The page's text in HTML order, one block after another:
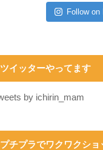
Follow on
ツイッターやってます
by ichirin_mam
プチプラでワクワクショ